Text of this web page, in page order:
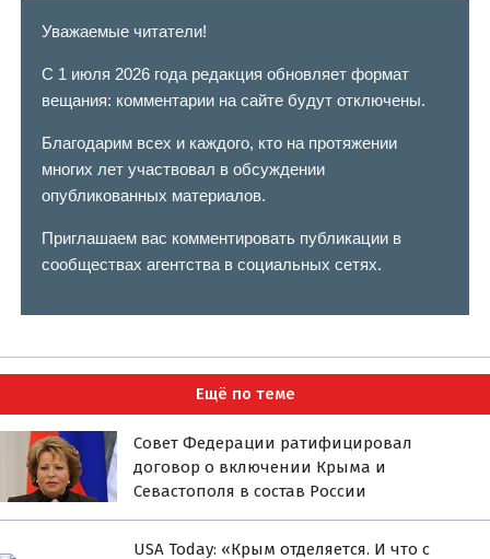
Уважаемые читатели!
С 1 июля 2026 года редакция обновляет формат
вещания: комментарии на сайте будут отключены.
Благодарим всех и каждого, кто на протяжении
многих лет участвовал в обсуждении
опубликованных материалов.
Приглашаем вас комментировать публикации в
сообществах агентства в социальных сетях.
Ещё по теме
Совет Федерации ратифицировал
договор о включении Крыма и
Севастополя в состав России
USA Today: «Крым отделяется. И что с